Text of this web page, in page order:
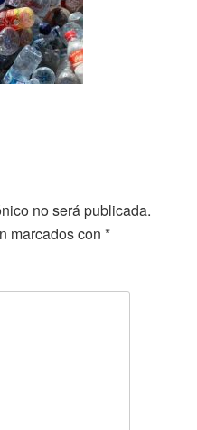
no será publicada.
marcados con*